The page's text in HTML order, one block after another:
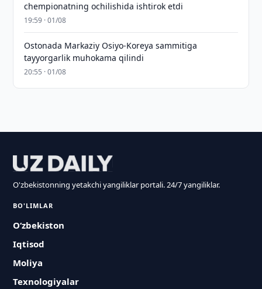
chempionatning ochilishida ishtirok etdi
19:59 · 01/08
Ostonada Markaziy Osiyo-Koreya sammitiga
tayyorgarlik muhokama qilindi
20:55 · 01/08
O'zbekistonning yetakchi yangiliklar portali. 24/7 yangiliklar.
BO'LIMLAR
O‘zbekiston
Iqtisod
Moliya
Texnologiyalar